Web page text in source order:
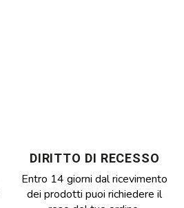
DIRITTO DI RECESSO
Entro 14 giorni dal ricevimento
dei prodotti puoi richiedere il